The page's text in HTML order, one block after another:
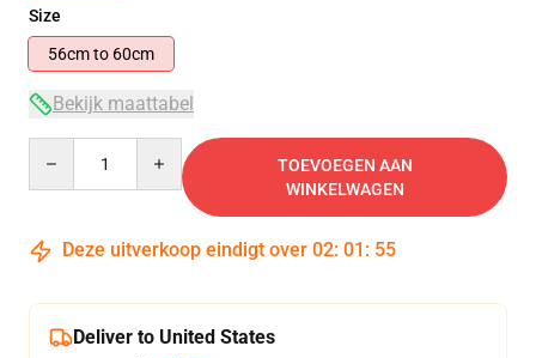
Size
56cm to 60cm
Bekijk maattabel
TOEVOEGEN AAN
WINKELWAGEN
Deze uitverkoop eindigt over 02: 01 : 55
Deliver to United States